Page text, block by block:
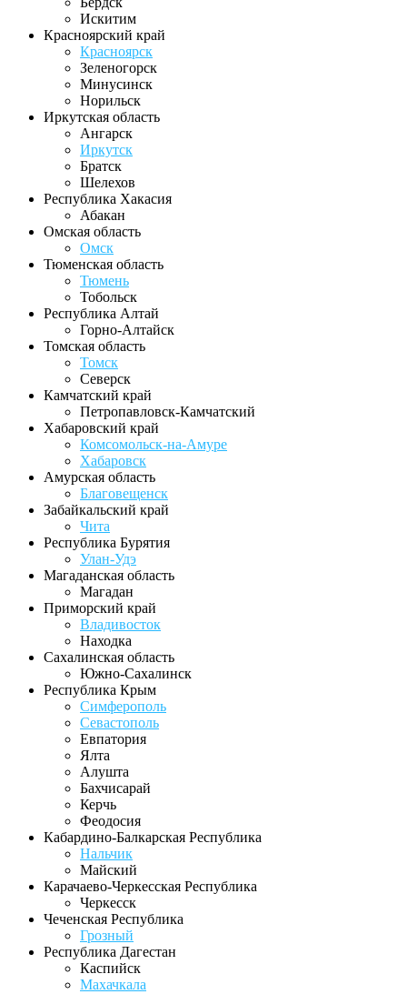
Искитим
Красноярский край
Красноярск
Зеленогорск
Минусинск
Норильск
Иркутская область
Ангарск
Иркутск
Братск
Шелехов
Республика Хакасия
Абакан
Омская область
Омск
Тюменская область
Тюмень
Тобольск
Республика Алтай
Горно-Алтайск
Томская область
Томск
Северск
Камчатский край
Петропавловск-Камчатский
Хабаровский край
Комсомольск-на-Амуре
Хабаровск
Амурская область
Благовещенск
Забайкальский край
Чита
Республика Бурятия
Улан-Удэ
Магаданская область
Магадан
Приморский край
Владивосток
Находка
Сахалинская область
Южно-Сахалинск
Республика Крым
Симферополь
Севастополь
Евпатория
Ялта
Алушта
Бахчисарай
Керчь
Феодосия
Кабардино-Балкарская Республика
Нальчик
Майский
Карачаево-Черкесская Республика
Черкесск
Чеченская Республика
Грозный
Республика Дагестан
Каспийск
Махачкала